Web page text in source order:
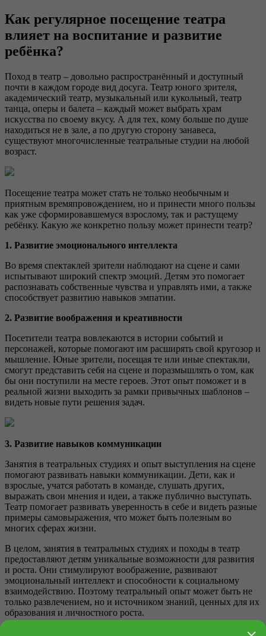
Как регулярное посещение театра
влияет на воспитание и развитие
ребёнка?
Поход в театр – довольно распространённый и доступный
почти в каждом городе вид досуга. Театр юного зрителя,
академический театр, музыкальный или кукольный, театр
танца, оперы и балета – каждый может выбрать храм
искусства по своему вкусу. А для тех, кому больше по душе
находиться не в зале, а по другую сторону занавеса,
существуют многочисленные театральные студии на любой
возраст.
Посещение театра может стать не только необычным и
приятным времяпровождением, но и принести много пользы
как уже сформировавшемуся взрослому, так и растущему
ребёнку. Какую же конкретно пользу может принести театр?
1. Развитие эмоционального интеллекта
Во время спектаклей зрители наблюдают на сцене и сами
испытывают широкий спектр эмоций. Детям это помогает
распознавать собственные чувства и управлять ими, а также
способствует развитию навыков эмпатии.
2. Развитие воображения и креативности
Посетители театра вовлекаются в истории событий и
персонажей, которые помогают им расширять свой кругозор и
мышление. Юные зрители, посещая те или иные спектакли,
смогут представить себя на сцене и поразмышлять о том, как
бы они поступили на месте героев. Этот опыт поможет и в
реальной жизни выходить за рамки привычных шаблонов –
видеть новые пути решения задач.
3. Развитие навыков коммуникации
Занятия в театральных студиях и опыт выступления на сцене
помогают развивать навыки коммуникации. Дети, как и
взрослые, учатся работать в команде, слушать других,
выражать свои мнения и идеи, а также публично выступать.
Театр помогает развивать уверенность в себе и видеть разные
примеры самовыражения, что может быть полезным во
многих сферах жизни.
В целом, занятия в театральных студиях и походы в театр
предоставляют детям уникальные возможности для развития
и роста. Они стимулируют воображение, развивают
эмоциональный интеллект и способности к социальному
взаимодействию. Поэтому театральный опыт может быть не
только развлечением, но и источником знаний, ценных для их
образования и личностного роста.